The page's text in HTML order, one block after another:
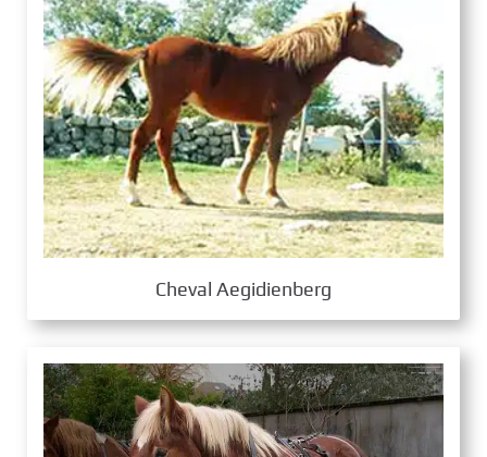
Cheval Aegidienberg